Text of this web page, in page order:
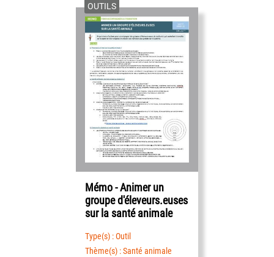
OUTILS
Mémo - Animer un
groupe d'éleveurs.euses
sur la santé animale
Type(s) : Outil
Thème(s) : Santé animale